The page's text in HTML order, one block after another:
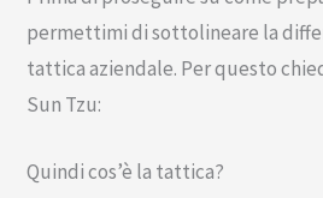
permettimi di sottolineare la
tattica aziendale. Per questo
Sun Tzu:
Quindi cos’è la tattica?